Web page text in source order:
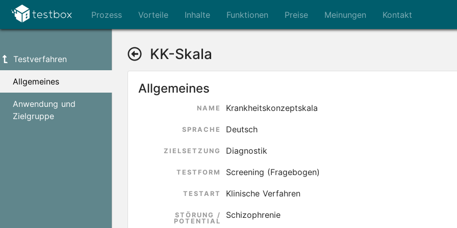
Prozess Vorteile Inhalte Funktionen Preise Meinungen Kontakt
Testverfahren
Allgemeines
Anwendung und
Zielgruppe
KK-Skala
Allgemeines
NAME Krankheitskonzeptskala
SPRACHE Deutsch
ZIELSETZUNG Diagnostik
TESTFORM Screening (Fragebogen)
TESTART Klinische Verfahren
STÖRUNG /
POTENTIAL
Schizophrenie